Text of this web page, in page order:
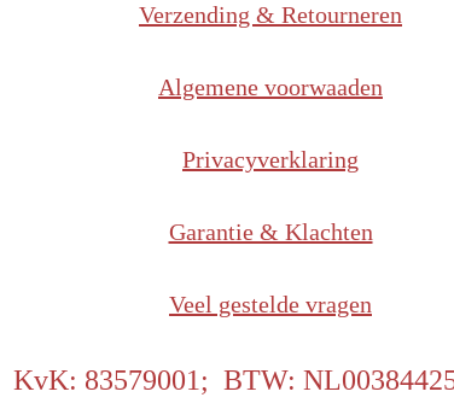
Verzending & Retourneren
Algemene voorwaaden
Privacyverklaring
Garantie & Klachten
Veel gestelde vragen
KvK: 83579001; BTW: